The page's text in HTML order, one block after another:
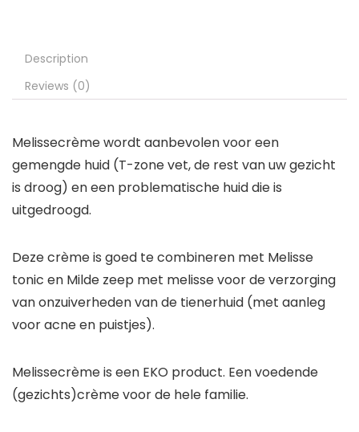
Description
Reviews (0)
Melissecrème wordt aanbevolen voor een
gemengde huid (T-zone vet, de rest van uw gezicht
is droog) en een problematische huid die is
uitgedroogd.
Deze crème is goed te combineren met Melisse
tonic en Milde zeep met melisse voor de verzorging
van onzuiverheden van de tienerhuid (met aanleg
voor acne en puistjes).
Melissecrème is een EKO product. Een voedende
(gezichts)crème voor de hele familie.